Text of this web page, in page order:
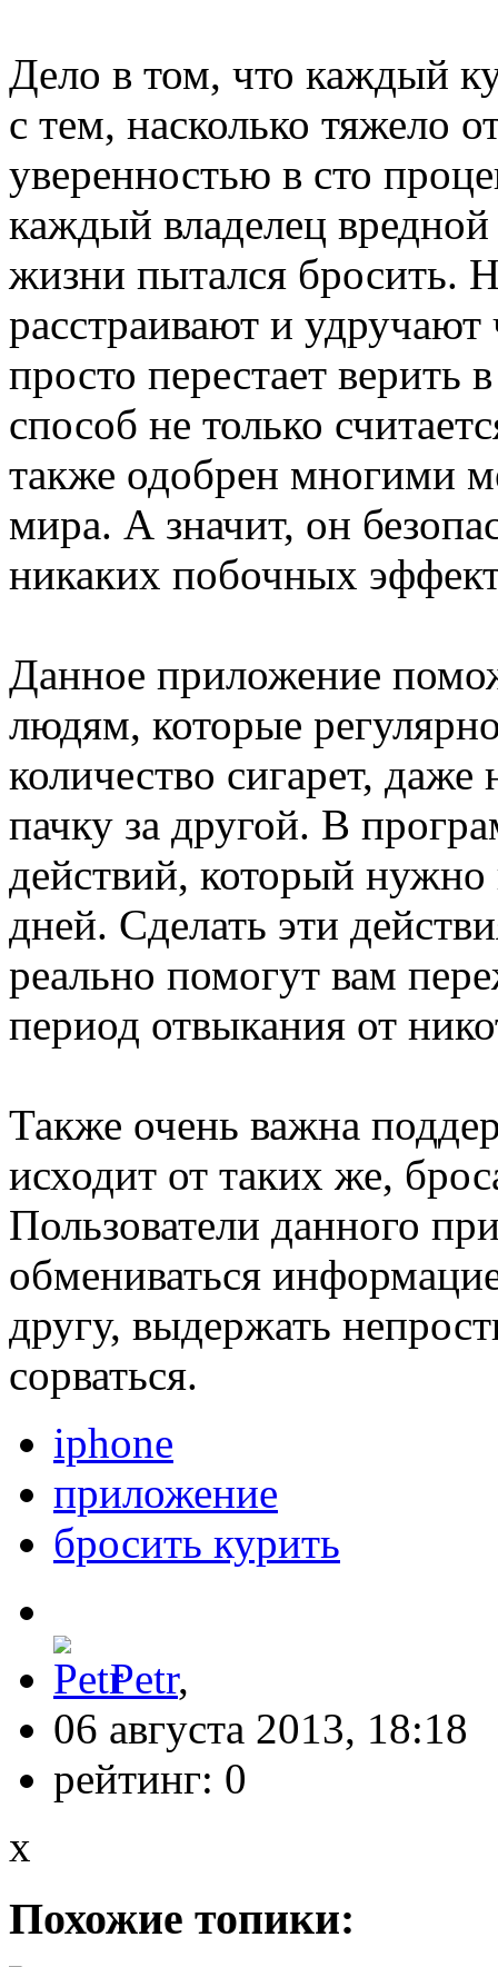
Дело в том, что каждый
с тем, насколько тяжело
уверенностью в сто
каждый владелец
жизни пытался бросить.
расстраивают и удручают
просто перестает
способ не только
также одобрен многими
мира. А значит, он
никаких побочных
Данное приложение
людям, которые
количество сигарет,
пачку за другой. В
действий, который нужно
дней. Сделать эти
реально помогут вам
период отвыкания от
Также очень важна
исходит от таких же,
Пользователи данного
обмениваться
другу, выдержать
сорваться.
iphone
приложение
бросить курить
Petr,
06 августа 2013, 18:18
рейтинг: 0
x
Похожие топики: